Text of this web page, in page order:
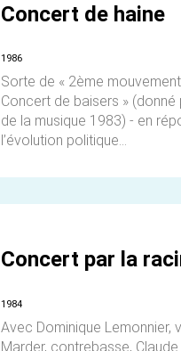
Concert de haine
1986
Sorte de « 2ème mouvement
Concert de baisers » (donné
de la musique 1983) - en
l’évolution politique...
Concert par la
1984
Avec Dominique Lemonnier,
Marder, contrebasse, Claude